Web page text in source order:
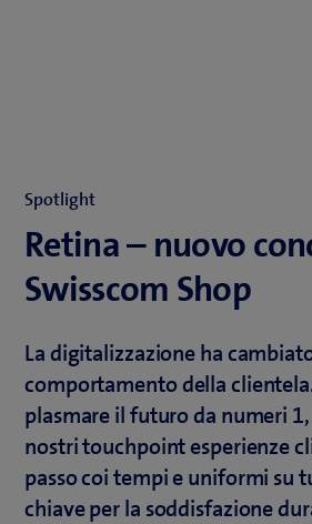
Spotlight
Retina – nuovo
Swisscom Shop
La digitalizzazione ha
comportamento della
plasmare il futuro da numeri
nostri touchpoint esperienze
passo coi tempi e uniformi su
chiave per la soddisfazione